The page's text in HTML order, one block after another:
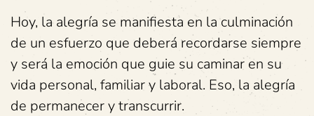
Hoy, la alegría se manifiesta en la culminación
de un esfuerzo que deberá recordarse siempre
y será la emoción que guie su caminar en su
vida personal, familiar y laboral. Eso, la alegría
de permanecer y transcurrir.